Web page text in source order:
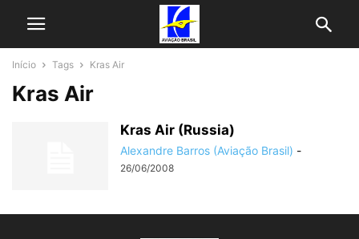
Início Tags Kras Air
Kras Air
Kras Air (Russia)
Alexandre Barros (Aviação Brasil) -
26/06/2008